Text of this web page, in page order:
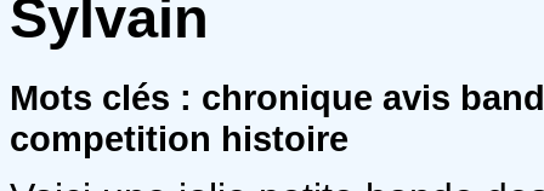
Sylvain
Mots clés : chronique avis
competition histoire